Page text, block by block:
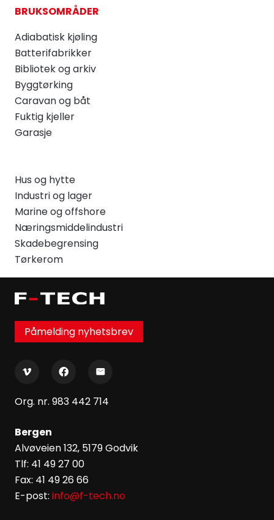
BRUKSOMRÅDER
Adiabatisk kjøling
Batterifabrikker
Bibliotek og arkiv
Byggtørking
Caravan og båt
Fuktig kjeller
Garasje
Hus og hytte
Industri og lager
Marine og offshore
Næringsmiddelindustri
Skadebegrensing
Tørkerom
Påmelding nyhetsbrev
Org. nr. 983 442 714
Bergen
Alvøveien 132, 5179 Godvik
Tlf: 41 49 27 00
Fax: 41 49 26 66
E-post: info@f-tech.no